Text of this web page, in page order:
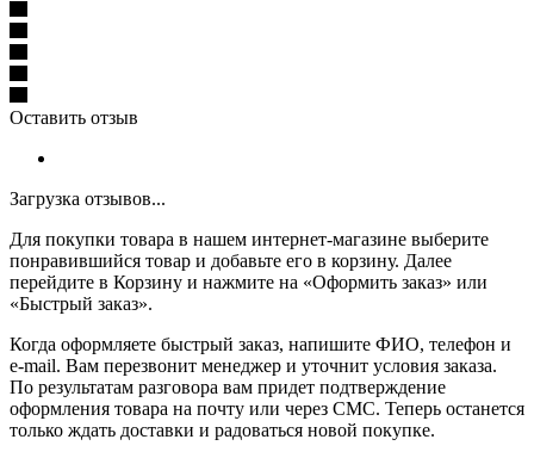
Оставить отзыв
Загрузка отзывов...
Для покупки товара в нашем интернет-магазине выберите
понравившийся товар и добавьте его в корзину. Далее
перейдите в Корзину и нажмите на «Оформить заказ» или
«Быстрый заказ».
Когда оформляете быстрый заказ, напишите ФИО, телефон и
e-mail. Вам перезвонит менеджер и уточнит условия заказа.
По результатам разговора вам придет подтверждение
оформления товара на почту или через СМС. Теперь останется
только ждать доставки и радоваться новой покупке.